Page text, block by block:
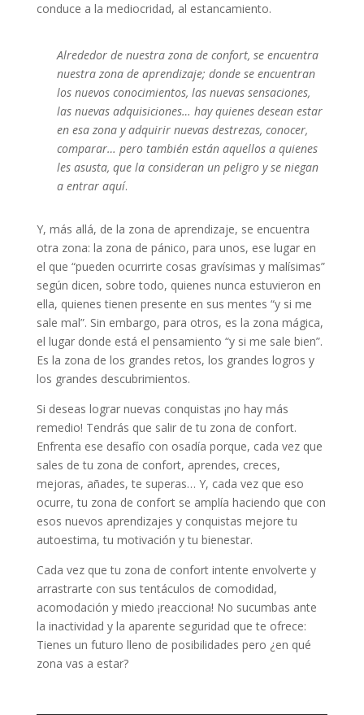
conduce a la mediocridad, al estancamiento.
Alrededor de nuestra zona de confort, se encuentra
nuestra zona de aprendizaje; donde se encuentran
los nuevos conocimientos, las nuevas sensaciones,
las nuevas adquisiciones… hay quienes desean estar
en esa zona y adquirir nuevas destrezas, conocer,
comparar… pero también están aquellos a quienes
les asusta, que la consideran un peligro y se niegan
a entrar aquí.
Y, más allá, de la zona de aprendizaje, se encuentra
otra zona: la zona de pánico, para unos, ese lugar en
el que “pueden ocurrirte cosas gravísimas y malísimas”
según dicen, sobre todo, quienes nunca estuvieron en
ella, quienes tienen presente en sus mentes “y si me
sale mal”. Sin embargo, para otros, es la zona mágica,
el lugar donde está el pensamiento “y si me sale bien”.
Es la zona de los grandes retos, los grandes logros y
los grandes descubrimientos.
Si deseas lograr nuevas conquistas ¡no hay más
remedio! Tendrás que salir de tu zona de confort.
Enfrenta ese desafío con osadía porque, cada vez que
sales de tu zona de confort, aprendes, creces,
mejoras, añades, te superas… Y, cada vez que eso
ocurre, tu zona de confort se amplía haciendo que con
esos nuevos aprendizajes y conquistas mejore tu
autoestima, tu motivación y tu bienestar.
Cada vez que tu zona de confort intente envolverte y
arrastrarte con sus tentáculos de comodidad,
acomodación y miedo ¡reacciona! No sucumbas ante
la inactividad y la aparente seguridad que te ofrece:
Tienes un futuro lleno de posibilidades pero ¿en qué
zona vas a estar?